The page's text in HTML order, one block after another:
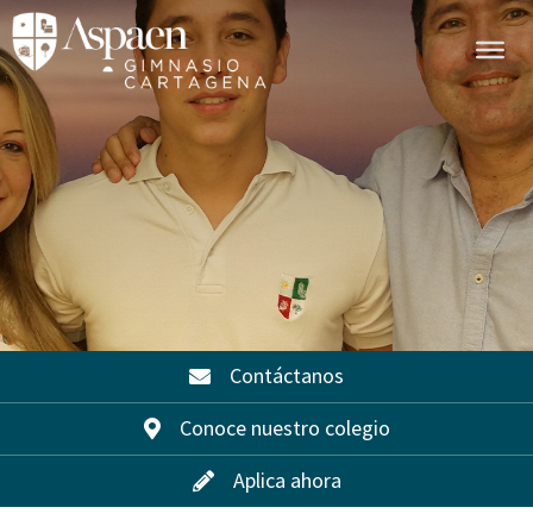
Contáctanos
Conoce nuestro colegio
Aplica ahora